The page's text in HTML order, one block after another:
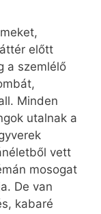
előtt
a szemlélő
Minden
utalnak a
vett
mosogat
De van
kabaré